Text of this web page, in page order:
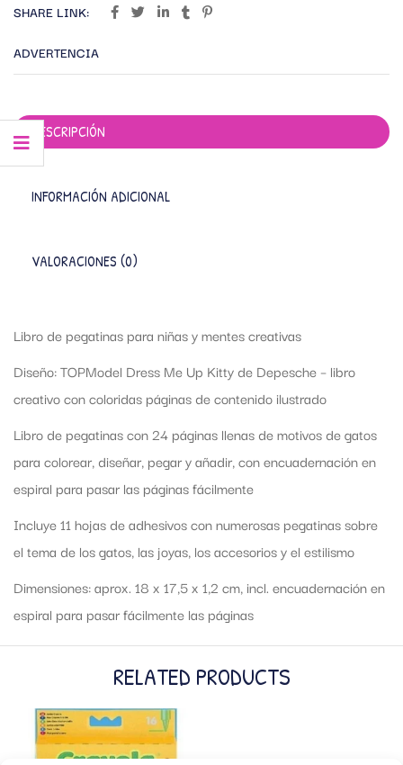
SHARE LINK:
ADVERTENCIA
DESCRIPCIÓN
INFORMACIÓN ADICIONAL
VALORACIONES (0)
Libro de pegatinas para niñas y mentes creativas
Diseño: TOPModel Dress Me Up Kitty de Depesche – libro
creativo con coloridas páginas de contenido ilustrado
Libro de pegatinas con 24 páginas llenas de motivos de gatos
para colorear, diseñar, pegar y añadir, con encuadernación en
espiral para pasar las páginas fácilmente
Incluye 11 hojas de adhesivos con numerosas pegatinas sobre
el tema de los gatos, las joyas, los accesorios y el estilismo
Dimensiones: aprox. 18 x 17,5 x 1,2 cm, incl. encuadernación en
espiral para pasar fácilmente las páginas
RELATED PRODUCTS